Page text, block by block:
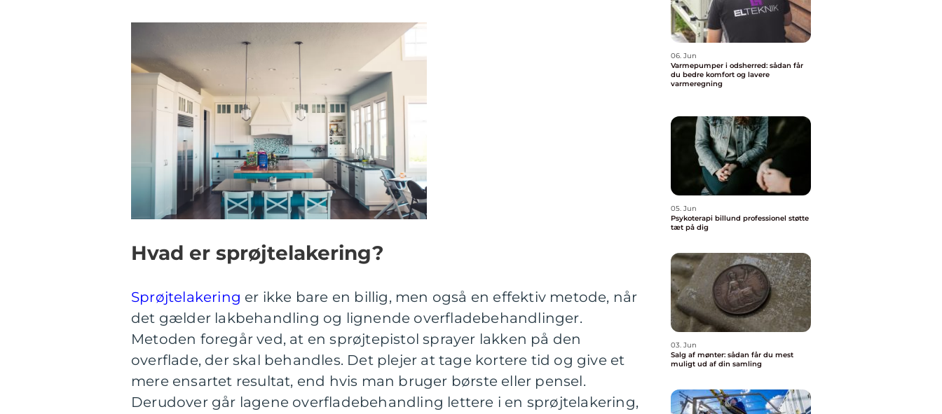
Hvad er sprøjtelakering?
Sprøjtelakering er ikke bare en billig, men også en effektiv metode, når
det gælder lakbehandling og lignende overfladebehandlinger.
Metoden foregår ved, at en sprøjtepistol sprayer lakken på den
overflade, der skal behandles. Det plejer at tage kortere tid og give et
mere ensartet resultat, end hvis man bruger børste eller pensel.
Derudover går lagene overfladebehandling lettere i en sprøjtelakering,
06. Jun
Varmepumper i odsherred: sådan får
du bedre komfort og lavere
varmeregning
05. Jun
Psykoterapi billund professionel støtte
tæt på dig
03. Jun
Salg af mønter: sådan får du mest
muligt ud af din samling